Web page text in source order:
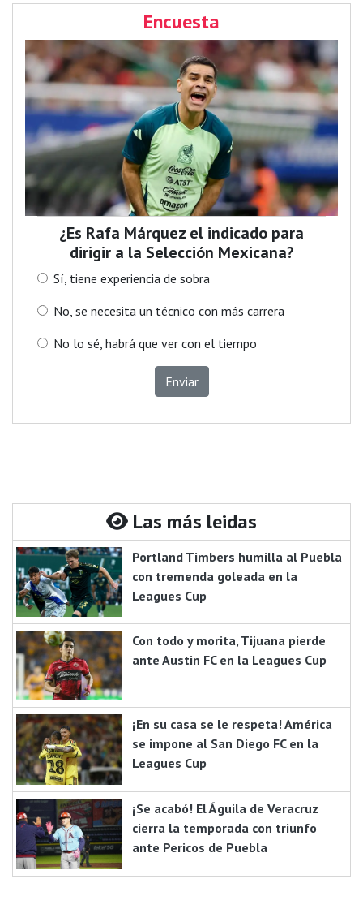
Encuesta
¿Es Rafa Márquez el indicado para
dirigir a la Selección Mexicana?
Sí, tiene experiencia de sobra
No, se necesita un técnico con más carrera
No lo sé, habrá que ver con el tiempo
Enviar
Las más leidas
Portland Timbers humilla al Puebla
con tremenda goleada en la
Leagues Cup
Con todo y morita, Tijuana pierde
ante Austin FC en la Leagues Cup
¡En su casa se le respeta! América
se impone al San Diego FC en la
Leagues Cup
¡Se acabó! El Águila de Veracruz
cierra la temporada con triunfo
ante Pericos de Puebla